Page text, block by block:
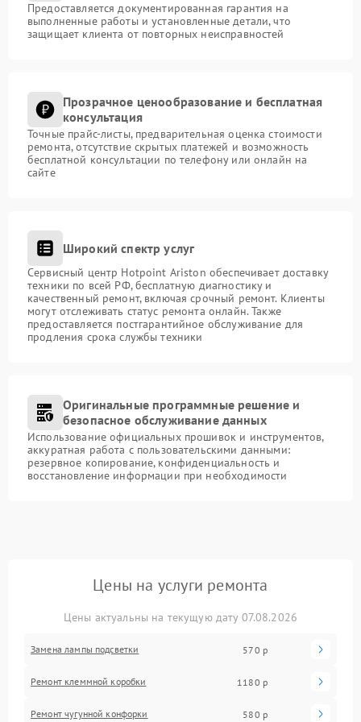
Предоставляется документированная гарантия на
выполненные работы и установленные детали, что
защищает клиента от повторных неисправностей
Прозрачное ценообразование и бесплатная
консультация
Точные прайс-листы, предварительная оценка стоимости
ремонта, отсутствие скрытых платежей и возможность
бесплатной консультации по телефону или онлайн на
сайте
Широкий спектр услуг
Сервисный центр Hotpoint Ariston обеспечивает доставку
техники по всей РФ, бесплатную диагностику и
качественный ремонт, включая срочный ремонт. Клиенты
могут отслеживать статус ремонта онлайн. Также
предоставляется постгарантийное обслуживание для
продления срока службы техники
Оригинальные программные решение и
безопасное обслуживание данных
Использование официальных прошивок и инструментов,
аккуратная работа с пользовательскими данными:
резервное копирование, конфиденциальность и
восстановление информации при необходимости
Цены на услуги ремонта
Цены актуальны на текущую дату 07.08.2026
Замена лампы подсветки 570 р
Ремонт клеммной коробки 1180 р
Ремонт чугунной конфорки 580 р